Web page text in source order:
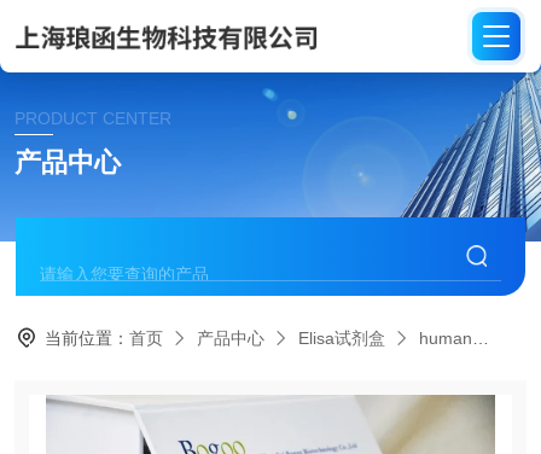
PRODUCT CENTER
产品中心
当前位置：首页 产品中心 Elisa试剂盒 human